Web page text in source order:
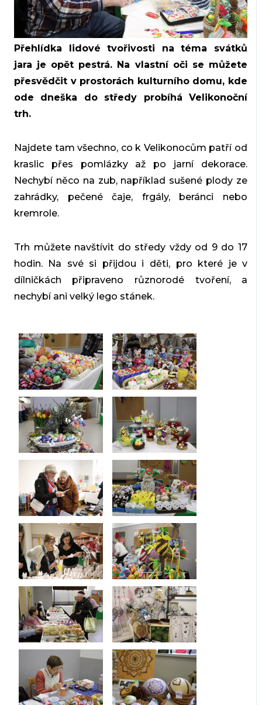
Přehlídka lidové tvořivosti na téma svátků
jara je opět pestrá. Na vlastní oči se můžete
přesvědčit v prostorách kulturního domu, kde
ode dneška do středy probíhá Velikonoční
trh.
Najdete tam všechno, co k Velikonocům patří od
kraslic přes pomlázky až po jarní dekorace.
Nechybí něco na zub, například sušené plody ze
zahrádky, pečené čaje, frgály, beránci nebo
kremrole.
Trh můžete navštívit do středy vždy od 9 do 17
hodin. Na své si přijdou i děti, pro které je v
dílničkách připraveno různorodé tvoření, a
nechybí ani velký lego stánek.